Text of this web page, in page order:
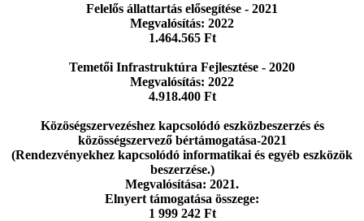
Felelős állattartás elősegítése - 2021
Megvalósítás: 2022
1.464.565 Ft
Temetői Infrastruktúra Fejlesztése - 2020
Megvalósítás: 2022
4.918.400 Ft
Közöségszervezéshez kapcsolódó eszközbeszerzés és
közösségszervező bértámogatása-2021
(Rendezvényekhez kapcsolódó informatikai és egyéb eszközök
beszerzése.)
Megvalósítása: 2021.
Elnyert támogatása összege:
1 999 242 Ft